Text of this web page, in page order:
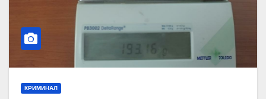
КРИМИНАЛ